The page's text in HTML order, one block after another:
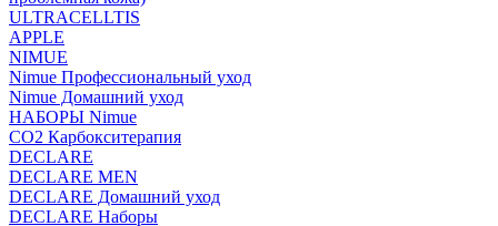
ULTRACELLTIS
APPLE
NIMUE
Nimue Профессиональный уход
Nimue Домашний уход
НАБОРЫ Nimue
CO2 Карбокситерапия
DECLARE
DECLARE MEN
DECLARE Домашний уход
DECLARE Наборы